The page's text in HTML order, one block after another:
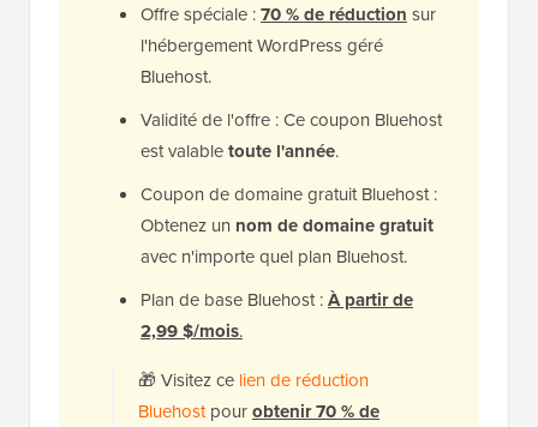
Offre spéciale :70 % de réduction sur
l'hébergement WordPress géré
Bluehost.
Validité de l'offre : Ce coupon Bluehost
est valabletoute l'année.
Coupon de domaine gratuit Bluehost :
Obtenez un nom de domaine gratuit
avec n'importe quel plan Bluehost.
Plan de base Bluehost :À partir de
2,99 $/mois.
🎁 Visitez ce lien de réduction
Bluehostpourobtenir 70 % de